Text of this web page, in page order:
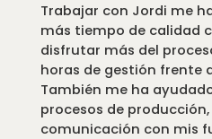
Trabajar con Jordi me
más tiempo de calidad
disfrutar más del
horas de gestión frente
También me ha
procesos de
comunicación con mis